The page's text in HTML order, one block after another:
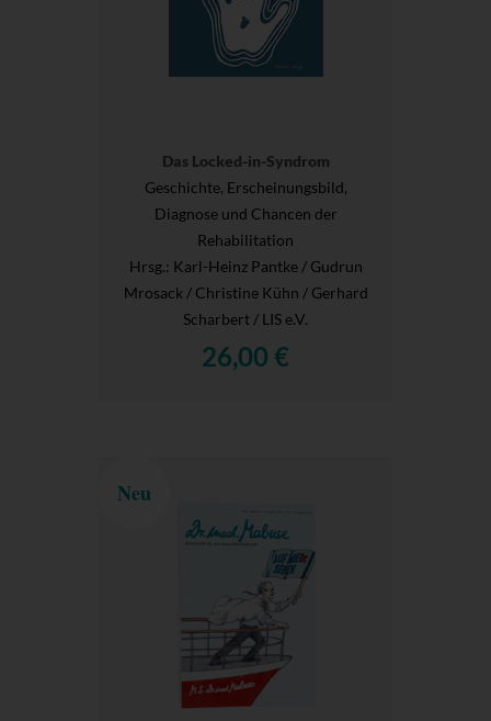
Das Locked-in-Syndrom
Geschichte, Erscheinungsbild,
Diagnose und Chancen der
Rehabilitation
Hrsg.: Karl-Heinz Pantke / Gudrun
Mrosack / Christine Kühn / Gerhard
Scharbert / LIS e.V.
26,00 €
Neu